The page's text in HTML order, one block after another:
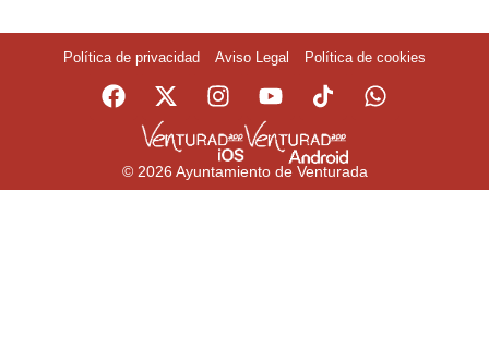
Política de privacidad Aviso Legal Política de cookies
© 2026 Ayuntamiento de Venturada